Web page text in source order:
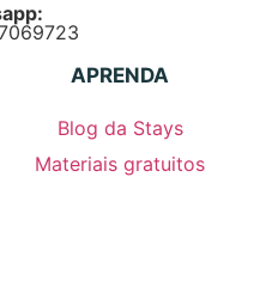
APRENDA
Blog da Stays
Materiais gratuitos